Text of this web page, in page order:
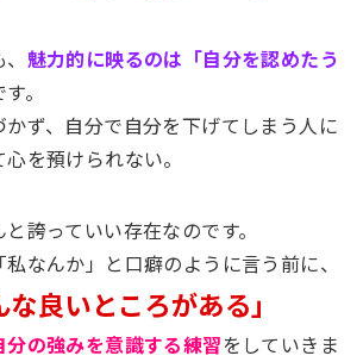
魅力的に映るのは「自分を認めたう
。
ず、自分で自分を下げてしまう人に
を預けられない。
誇っていい存在なのです。
私なんか」と口癖のように言う前に、
な良いところがある」
分の強みを意識する練習をしていきま